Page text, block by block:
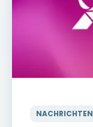
NACHRICHTEN